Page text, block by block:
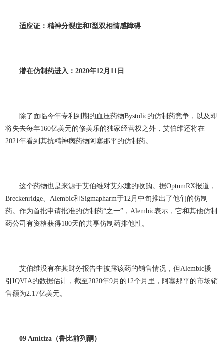
适应证：精神分裂症和I型双相情感障碍
潜在仿制药进入：2020年12月11 日
除了面临今年专利到期的血压药物Bystolic的仿制药竞争，以及即
将失去每年160亿美元的修美乐的独家经营权之外，艾伯维还将在
2021年看到其抗精神病药物阿塞那平的仿制药。
这个药物也是来源于艾伯维对艾尔建的收购。据OptumRX报道，
Breckenridge、Alembic和Sigmapharm于12月中旬推出了他们的仿制
药。作为首批申请批准的仿制药“之一”，Alembic表示，它和其他仿制
药公司有资格获得180天的共享仿制药排他性。
艾伯维没有在其财务报告中披露该药的销售情况，但Alembic援
引IQVIA的数据估计，截至2020年9月的12个月里，阿塞那平的市场销
售额为2.17亿美元。
09 Amitiza （鲁比前列酮）